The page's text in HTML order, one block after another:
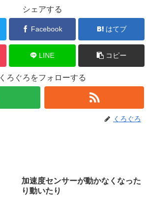
シェアする
Facebook はてブ
LINE コピー
くろぐろをフォローする
くろぐろ
加速度センサーが動かなくなった
り動いたり